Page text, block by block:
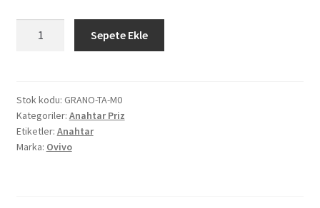
₺139,45.
Tekli
Anahtar
adet
Sepete Ekle
Stok kodu: GRANO-TA-M0
Kategoriler: Anahtar Priz
Etiketler: Anahtar
Marka: Ovivo